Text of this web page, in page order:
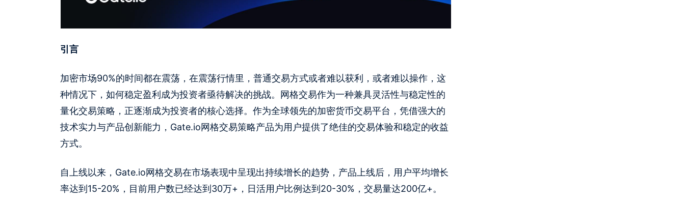
引言
加密市场90%的时间都在震荡，在震荡行情里，普通交易方式或者难以获利，或者难以操作，这
种情况下，如何稳定盈利成为投资者亟待解决的挑战。网格交易作为一种兼具灵活性与稳定性的
量化交易策略，正逐渐成为投资者的核心选择。作为全球领先的加密货币交易平台，凭借强大的
技术实力与产品创新能力，Gate.io网格交易策略产品为用户提供了绝佳的交易体验和稳定的收益
方式。
自上线以来，Gate.io网格交易在市场表现中呈现出持续增长的趋势，产品上线后，用户平均增长
率达到15-20%，目前用户数已经达到30万+，日活用户比例达到20-30%，交易量达200亿+。